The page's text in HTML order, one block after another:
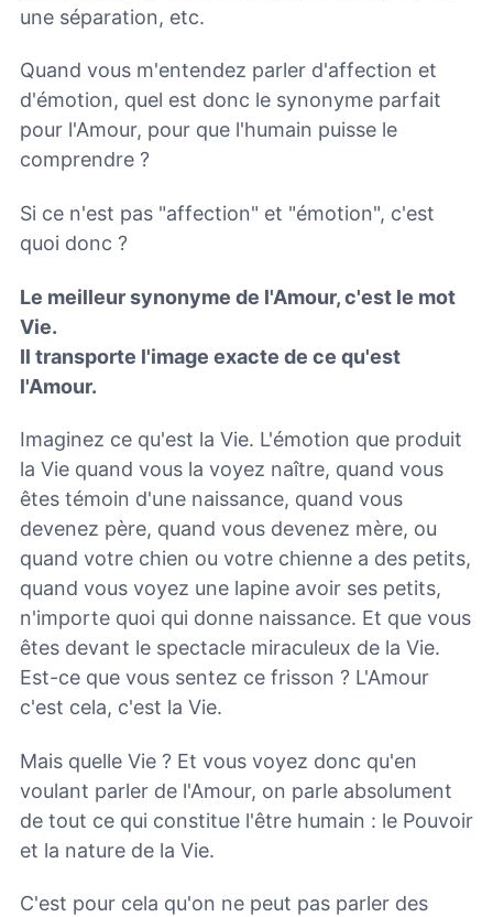
une séparation, etc.
Quand vous m'entendez parler d'affection et
d'émotion, quel est donc le synonyme parfait
pour l'Amour, pour que l'humain puisse le
comprendre ?
Si ce n'est pas "affection" et "émotion", c'est
quoi donc ?
Le meilleur synonyme de l'Amour, c'est le mot
Vie.
Il transporte l'image exacte de ce qu'est
l'Amour.
Imaginez ce qu'est la Vie. L'émotion que produit
la Vie quand vous la voyez naître, quand vous
êtes témoin d'une naissance, quand vous
devenez père, quand vous devenez mère, ou
quand votre chien ou votre chienne a des petits,
quand vous voyez une lapine avoir ses petits,
n'importe quoi qui donne naissance. Et que vous
êtes devant le spectacle miraculeux de la Vie.
Est-ce que vous sentez ce frisson ? L'Amour
c'est cela, c'est la Vie.
Mais quelle Vie ? Et vous voyez donc qu'en
voulant parler de l'Amour, on parle absolument
de tout ce qui constitue l'être humain : le Pouvoir
et la nature de la Vie.
C'est pour cela qu'on ne peut pas parler des